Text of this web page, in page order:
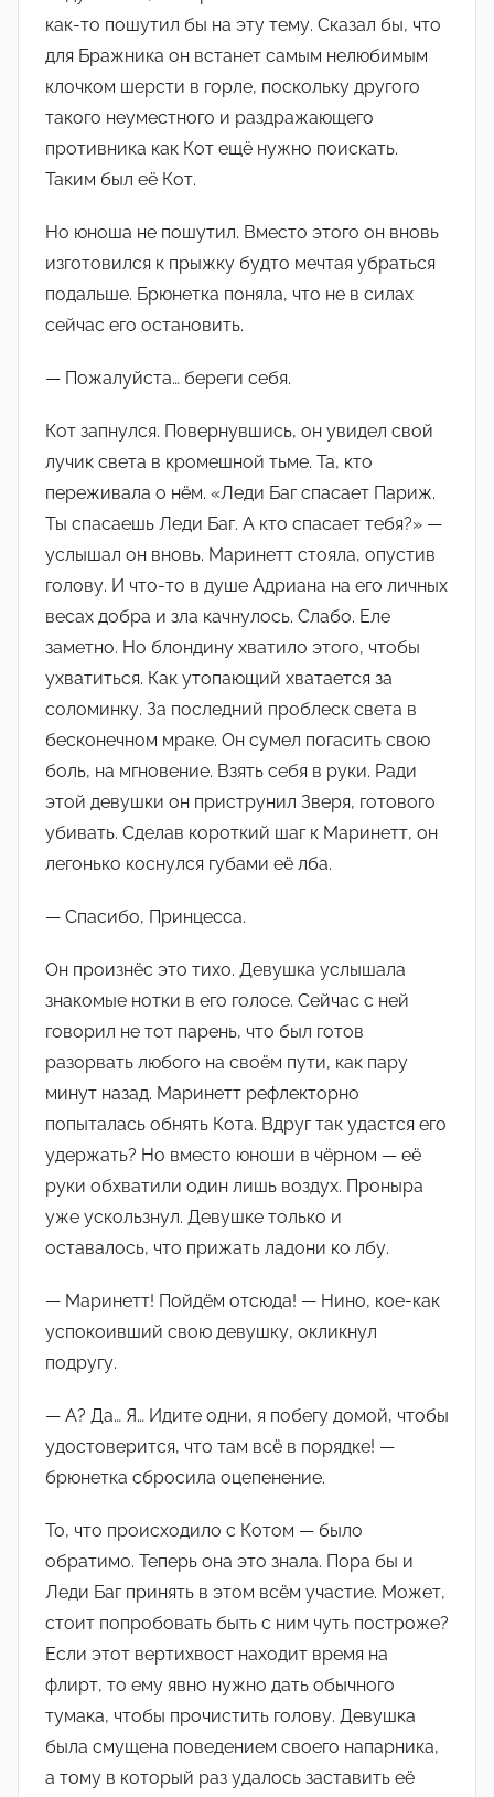
как-то пошутил бы на эту тему. Сказал бы, что
для Бражника он встанет самым нелюбимым
клочком шерсти в горле, поскольку другого
такого неуместного и раздражающего
противника как Кот ещё нужно поискать.
Таким был её Кот.
Но юноша не пошутил. Вместо этого он вновь
изготовился к прыжку будто мечтая убраться
подальше. Брюнетка поняла, что не в силах
сейчас его остановить.
— Пожалуйста… береги себя.
Кот запнулся. Повернувшись, он увидел свой
лучик света в кромешной тьме. Та, кто
переживала о нём. «Леди Баг спасает Париж.
Ты спасаешь Леди Баг. А кто спасает тебя?» —
услышал он вновь. Маринетт стояла, опустив
голову. И что-то в душе Адриана на его личных
весах добра и зла качнулось. Слабо. Еле
заметно. Но блондину хватило этого, чтобы
ухватиться. Как утопающий хватается за
соломинку. За последний проблеск света в
бесконечном мраке. Он сумел погасить свою
боль, на мгновение. Взять себя в руки. Ради
этой девушки он приструнил Зверя, готового
убивать. Сделав короткий шаг к Маринетт, он
легонько коснулся губами её лба.
— Спасибо, Принцесса.
Он произнёс это тихо. Девушка услышала
знакомые нотки в его голосе. Сейчас с ней
говорил не тот парень, что был готов
разорвать любого на своём пути, как пару
минут назад. Маринетт рефлекторно
попыталась обнять Кота. Вдруг так удастся его
удержать? Но вместо юноши в чёрном — её
руки обхватили один лишь воздух. Проныра
уже ускользнул. Девушке только и
оставалось, что прижать ладони ко лбу.
— Маринетт! Пойдём отсюда! — Нино, кое-как
успокоивший свою девушку, окликнул
подругу.
— А? Да… Я… Идите одни, я побегу домой, чтобы
удостоверится, что там всё в порядке! —
брюнетка сбросила оцепенение.
То, что происходило с Котом — было
обратимо. Теперь она это знала. Пора бы и
Леди Баг принять в этом всём участие. Может,
стоит попробовать быть с ним чуть построже?
Если этот вертихвост находит время на
флирт, то ему явно нужно дать обычного
тумака, чтобы прочистить голову. Девушка
была смущена поведением своего напарника,
а тому в который раз удалось заставить её